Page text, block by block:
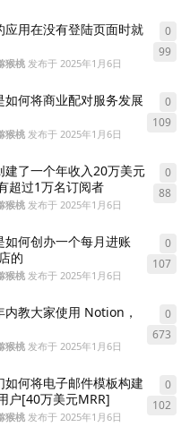
用在没有登陆页面时就
猴桃 发布于2025年1月6日
99
0
何将商业配对服务发展
猴桃 发布于2025年1月6日
109
0
了一个年收入20万美元
超过1万名订阅者
猴桃 发布于2025年1月6日
88
0
何创办一个每月进账
的
猴桃 发布于2025年1月6日
107
0
教大家使用 Notion，
猴桃 发布于2025年1月6日
673
0
何将电子邮件模板构建
户[40万美元MRR]
猴桃 发布于2025年1月6日
102
0